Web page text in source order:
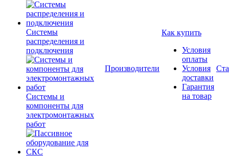
Системы
распределения и
подключения
Системы и
компоненты для
электромонтажных
работ
Производители
Как купить
Условия
оплаты
Условия
доставки
Гарантия
на товар